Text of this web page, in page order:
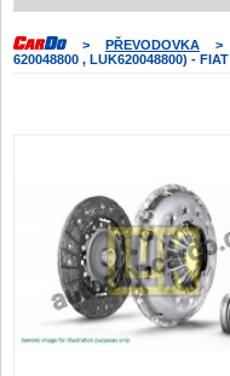
> PŘEVODOVKA >
620048800 , LUK620048800) - FIAT